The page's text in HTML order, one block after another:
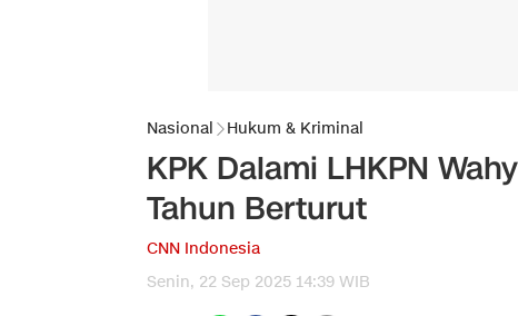
Nasional Hukum & Kriminal
KPK Dalami LHKPN
Tahun Berturut
CNN Indonesia
Senin, 22 Sep 2025 14:39 WIB